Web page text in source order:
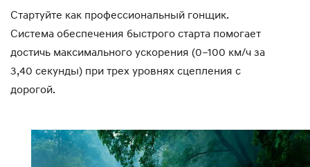
Стартуйте как профессиональный гонщик.
Система обеспечения быстрого старта помогает
достичь максимального ускорения (0–100 км/ч за
3,40 секунды) при трех уровнях сцепления с
дорогой.